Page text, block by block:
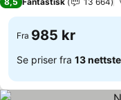
Fra 985 kr
Se priser fra 13